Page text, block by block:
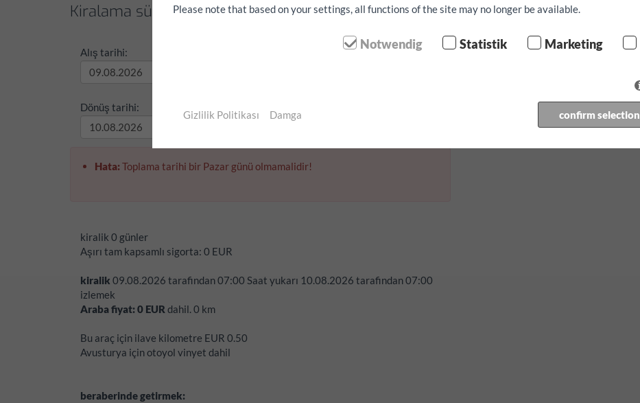
Kiralama süresini / kilometreyi seçin
Alış tarihi:
Dönüş tarihi:
Hata: Toplama tarihi bir Pazar günü olmamalidir!
kiralik 0 günler
Aşırı tam kapsamlı sigorta: 0 EUR
kiralik 09.08.2026 tarafindan07:00 Saat yukarı 10.08.2026 tarafindan07:00
izlemek
Araba fiyat:0 EUR dahil. 0 km
Bu araç için ilave kilometre EUR 0.50
Avusturya için otoyol vinyet dahil
beraberinde getirmek:
Please note that based on your settings, all functions of the site may no longer be available.
Notwendig Statistik Marketing
confirm selection
Gizlilik Politikası Damga